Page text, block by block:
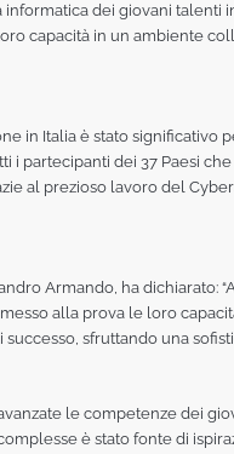
dei giovani talenti
capacità in un ambiente
in Italia è stato
i partecipanti dei 37 Paesi
al prezioso lavoro del
Armando, ha dichiarato:
alla prova le loro
sfruttando una
le competenze dei
è stato fonte di